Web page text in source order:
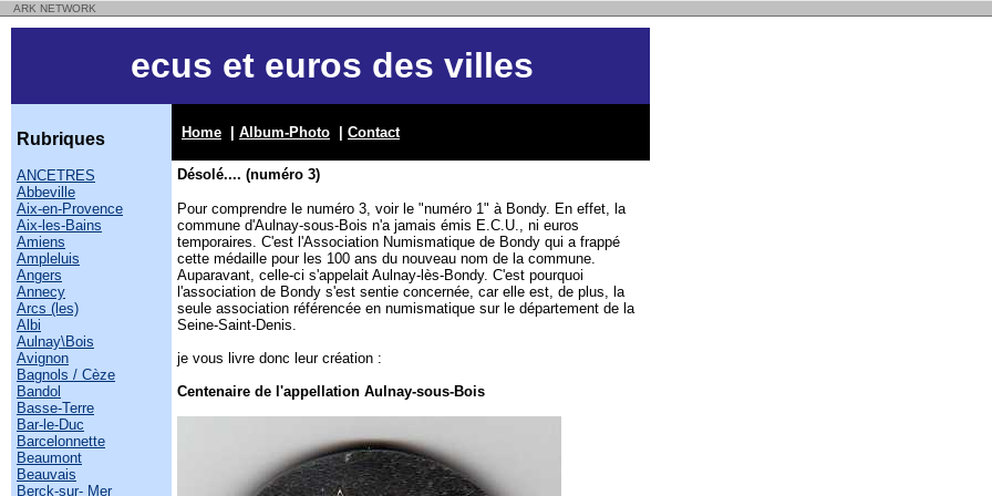
ARK NETWORK
ecus et euros des villes
Rubriques
ANCETRES
Abbeville
Aix-en-Provence
Aix-les-Bains
Amiens
Ampleluis
Angers
Annecy
Arcs (les)
Albi
Aulnay\Bois
Avignon
Bagnols / Cèze
Bandol
Basse-Terre
Bar-le-Duc
Barcelonnette
Beaumont
Beauvais
Berck-sur- Mer
Home Album-Photo Contact
Désolé.... (numéro 3)
Pour comprendre le numéro 3, voir le "numéro 1" à Bondy. En effet, la
commune d'Aulnay-sous-Bois n'a jamais émis E.C.U., ni euros
temporaires. C'est l'Association Numismatique de Bondy qui a frappé
cette médaille pour les 100 ans du nouveau nom de la commune.
Auparavant, celle-ci s'appelait Aulnay-lès-Bondy. C'est pourquoi
l'association de Bondy s'est sentie concernée, car elle est, de plus, la
seule association référencée en numismatique sur le département de la
Seine-Saint-Denis.
je vous livre donc leur création :
Centenaire de l'appellation Aulnay-sous-Bois